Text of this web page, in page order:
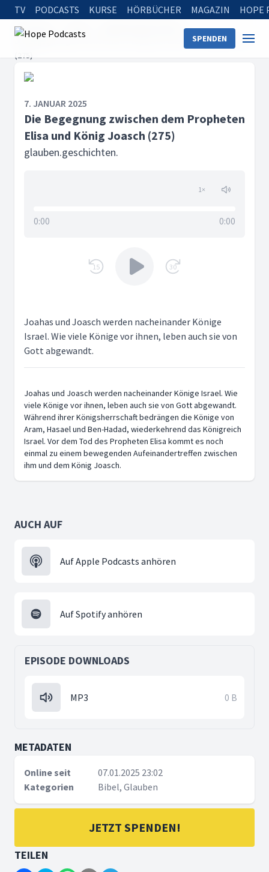
TV PODCASTS KURSE HÖRBÜCHER MAGAZIN HOPE
SPENDEN
Startseite
glauben.geschichten.
Die Begegnung zwischen dem Propheten Elisa und König Joasch
(275)
7. JANUAR 2025
Die Begegnung zwischen dem Propheten
Elisa und König Joasch (275)
glauben.geschichten.
1×
0:00 0:00
15 30
Joahas und Joasch werden nacheinander Könige
Israel. Wie viele Könige vor ihnen, leben auch sie von
Gott abgewandt.
Joahas und Joasch werden nacheinander Könige Israel. Wie
viele Könige vor ihnen, leben auch sie von Gott abgewandt.
Während ihrer Königsherrschaft bedrängen die Könige von
Aram, Hasael und Ben-Hadad, wiederkehrend das Königreich
Israel. Vor dem Tod des Propheten Elisa kommt es noch
einmal zu einem bewegenden Aufeinandertreffen zwischen
ihm und dem König Joasch.
AUCH AUF
Auf Apple Podcasts anhören
Auf Spotify anhören
EPISODE DOWNLOADS
MP3 0 B
METADATEN
Online seit
07.01.2025 23:02
Kategorien
Bibel, Glauben
JETZT SPENDEN!
TEILEN